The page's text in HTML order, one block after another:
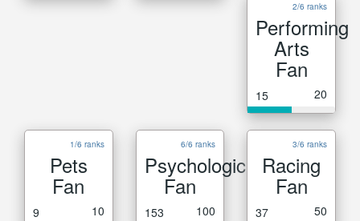
2/6 ranks
Performing
Arts
Fan
15 20
1/6 ranks
Pets
Fan
9 10
6/6 ranks
Psychological
Fan
153 100
3/6 ranks
Racing
Fan
37 50